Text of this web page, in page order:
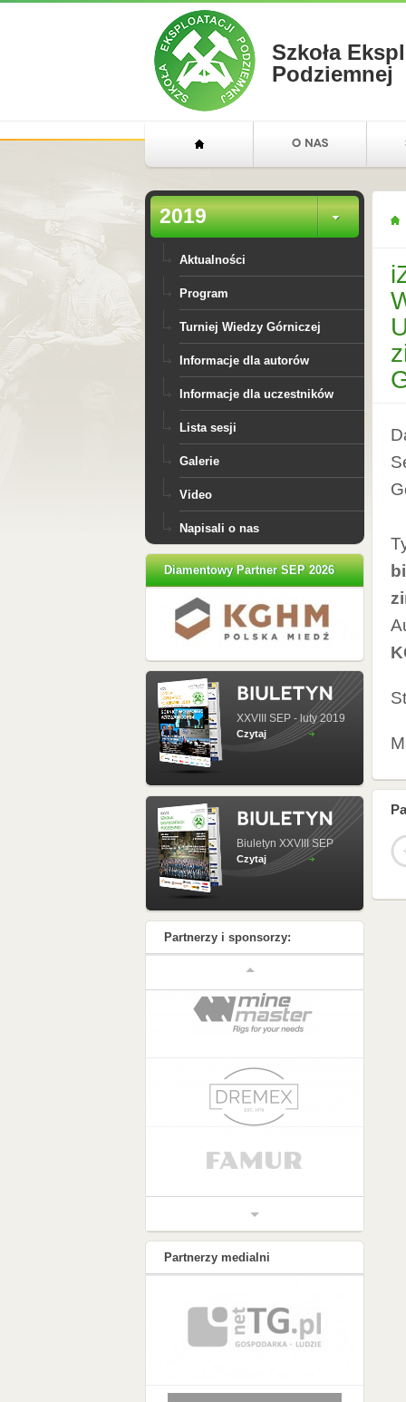
Szkoła
Podziemnej
2019
Aktualności
Program
Turniej Wiedzy Górniczej
Informacje dla autorów
Informacje dla uczestników
Lista sesji
Galerie
Video
Napisali o nas
Diamentowy Partner SEP 2026
XXVIII SEP - luty 2019
Czytaj
Biuletyn XXVIII SEP
Czytaj
Partnerzy i sponsorzy:
Partnerzy medialni